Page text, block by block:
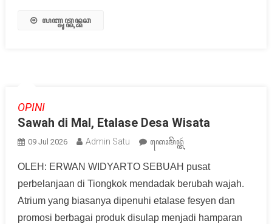
ꦭꦚ꧀ꦗꦸꦠ꧀ꦏꦤ꧀ꦧꦕ
OPINI
Sawah di Mal, Etalase Desa Wisata
09 Jul 2026 Admin Satu ꦏꦺꦴꦩꦼꦤ꧀ꦠꦂ
OLEH: ERWAN WIDYARTO SEBUAH pusat
perbelanjaan di Tiongkok mendadak berubah wajah.
Atrium yang biasanya dipenuhi etalase fesyen dan
promosi berbagai produk disulap menjadi hamparan